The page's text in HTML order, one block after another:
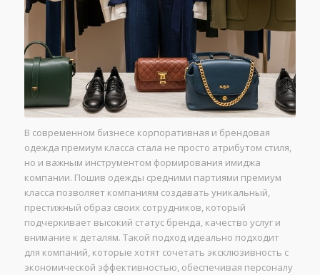
В современном бизнесе корпоративная и брендовая
одежда премиум класса стала не просто атрибутом стиля,
но и важным инструментом формирования имиджа
компании. Пошив одежды средними партиями премиум
класса позволяет компаниям создавать уникальный,
престижный образ своих сотрудников, который
подчеркивает высокий статус бренда, качество услуг и
внимание к деталям. Такой подход идеально подходит
для компаний, которые хотят сочетать эксклюзивность с
экономической эффективностью, обеспечивая персоналу